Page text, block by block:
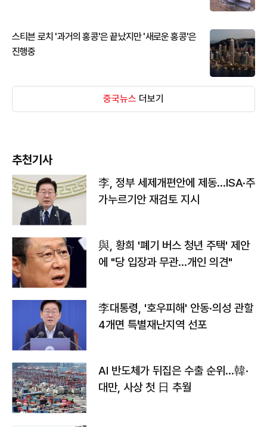
스티븐 로치 '과거의 홍콩'은 끝났지만 '새로운 홍콩'은
진행중
중국뉴스 더보기
추천기사
李, 정부 세제개편안에 제동…ISA·주
가누르기안 재검토 지시
與, 황희 '폐기 버스 청년 주택' 제안
에 "당 입장과 무관…개인 의견"
李대통령, '호우피해' 안동·의성 관할
4개면 특별재난지역 선포
AI 반도체가 뒤집은 수출 순위…韓·
대만, 사상 첫 日 추월